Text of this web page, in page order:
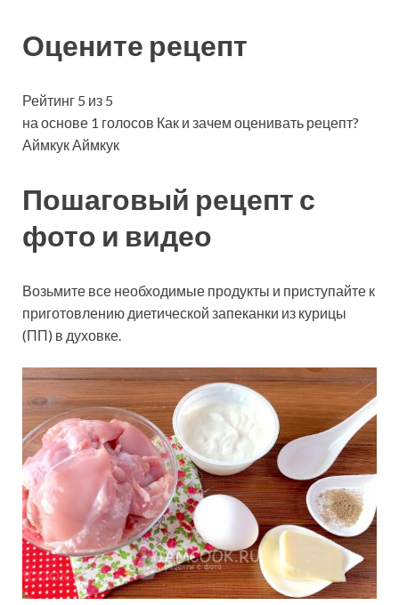
Оцените рецепт
Рейтинг 5 из 5
на основе 1 голосов Как и зачем оценивать рецепт?
Аймкук Аймкук
Пошаговый рецепт с
фото и видео
Возьмите все необходимые продукты и приступайте к
приготовлению диетической запеканки из курицы
(ПП) в духовке.